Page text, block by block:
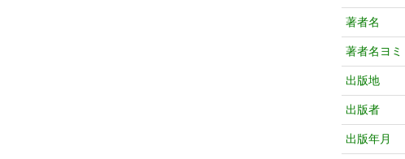
著者名
著者名ヨミ
出版地
出版者
出版年月